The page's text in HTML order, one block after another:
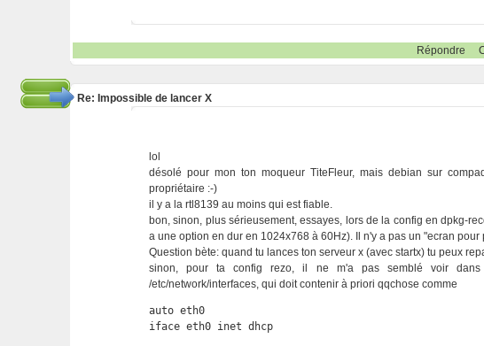
Répondre
Re: Impossible de lancer X
lol
désolé pour mon ton moqueur TiteFleur, mais debian sur
propriétaire :-)
il y a la rtl8139 au moins qui est fiable.
bon, sinon, plus sérieusement, essayes, lors de la config en dpkg-
a une option en dur en 1024x768 à 60Hz). Il n'y a pas un "ecran
Question bète: quand tu lances ton serveur x (avec startx) tu peux
sinon, pour ta config rezo, il ne m'a pas semblé voir
/etc/network/interfaces, qui doit contenir à priori qqchose comme
auto eth0
iface eth0 inet dhcp